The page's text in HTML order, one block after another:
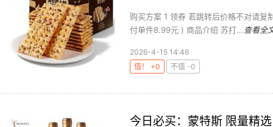
购买方案 1 领券 若跳转后价格不对请
付单件8.99元 ) 商品介绍 苏打... 查看全
2026-4-15 14:46
值！ +0
不值 -0
今日必买：蒙特斯 限量精